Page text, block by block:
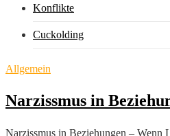
Konflikte
Cuckolding
Allgemein
Narzissmus in
Narzissmus in Beziehungen – Wenn